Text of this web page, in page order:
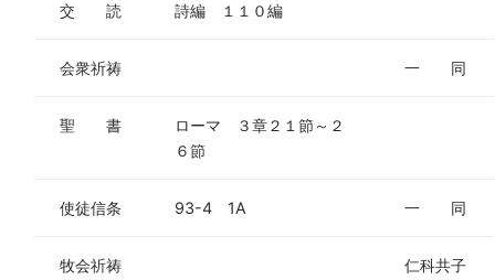
交 読 詩編 １１０編
会衆祈祷 一 同
聖 書
ローマ ３章２１節～２
６節
使徒信条 93-4 1A 一 同
牧会祈祷
仁科共子